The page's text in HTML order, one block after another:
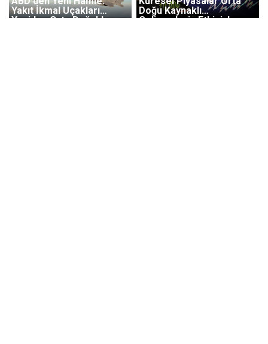
Yakıt İkmal Uçakları
Yeniden Orta Doğu'da
Doğu Kaynaklı
Gelişmelerin Etkisiyle